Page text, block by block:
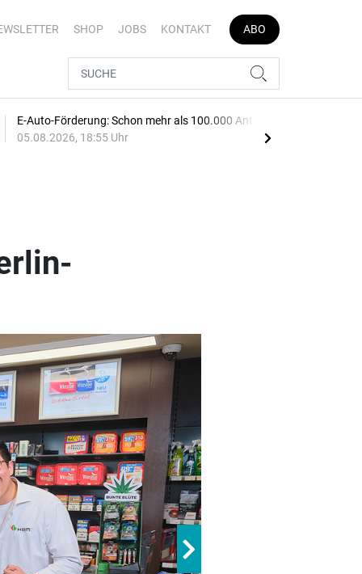
SHOP JOBS KONTAKT ABO
E-Auto-Förderung: Schon mehr als 100.000 Anträge
05.08.2026, 18:55 Uhr